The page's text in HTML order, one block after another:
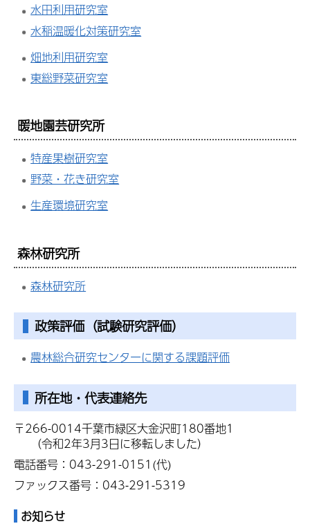
水田利用研究室
水稲温暖化対策研究室
畑地利用研究室
東総野菜研究室
暖地園芸研究所
特産果樹研究室
野菜・花き研究室
生産環境研究室
森林研究所
森林研究所
政策評価（試験研究評価）
農林総合研究センターに関する課題評価
所在地・代表連絡先
〒266-0014千葉市緑区大金沢町180番地1
（令和2年3月3日に移転しました）
電話番号：043-291-0151(代)
ファックス番号：043-291-5319
お知らせ